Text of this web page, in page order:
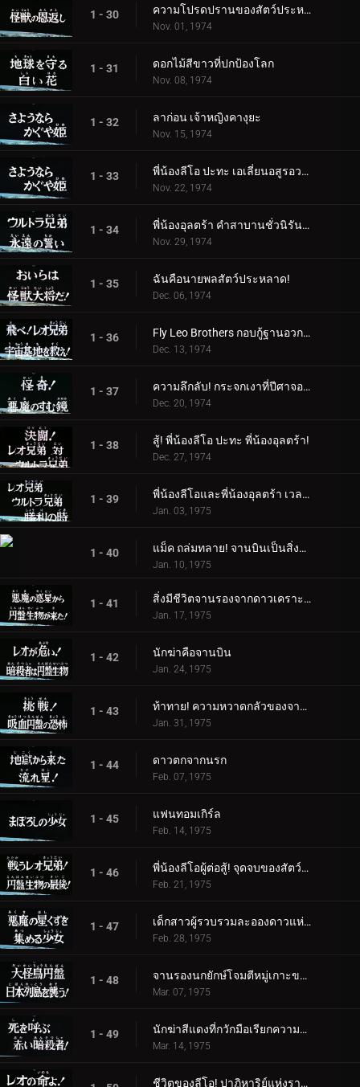
1 - 30 ความโปรดปรานของสัตว์ประหลาด
Nov. 01, 1974
1 - 31 ดอกไม้สีขาวที่ปกป้องโลก
Nov. 08, 1974
1 - 32 ลาก่อน เจ้าหญิงคางุยะ
Nov. 15, 1974
1 - 33 พี่น้องลีโอ ปะทะ เอเลี่ยนอสูรอวกาศ
Nov. 22, 1974
1 - 34 พี่น้องอุลตร้า คำสาบานชั่วนิรันดร์
Nov. 29, 1974
1 - 35 ฉันคือนายพลสัตว์ประหลาด!
Dec. 06, 1974
1 - 36 Fly Leo Brothers กอบกู้ฐานอวกาศ!
Dec. 13, 1974
1 - 37 ความลึกลับ! กระจกเงาที่ปีศาจอาศัยอยู่
Dec. 20, 1974
1 - 38 สู้! พี่น้องลีโอ ปะทะ พี่น้องอุลตร้า!
Dec. 27, 1974
1 - 39 พี่น้องลีโอและพี่น้องอุลตร้า เวลาแห่งชัยชนะ
Jan. 03, 1975
1 - 40 แม็ค ถล่มทลาย! จานบินเป็นสิ่งมีชีวิต
Jan. 10, 1975
1 - 41 สิ่งมีชีวิตจานรองจากดาวเคราะห์ชั่วร้ายอยู่ที่นี่แล้ว!
Jan. 17, 1975
1 - 42 นักฆ่าคือจานบิน
Jan. 24, 1975
1 - 43 ท้าทาย! ความหวาดกลัวของจานดูดเลือด
Jan. 31, 1975
1 - 44 ดาวตกจากนรก
Feb. 07, 1975
1 - 45 แฟนทอมเกิร์ล
Feb. 14, 1975
1 - 46 พี่น้องลีโอผู้ต่อสู้! จุดจบของสัตว์ร้ายจานบิน
Feb. 21, 1975
1 - 47 เด็กสาวผู้รวบรวมละอองดาวแห่งปีศาจ
Feb. 28, 1975
1 - 48 จานรองนกยักษ์โจมตีหมู่เกาะของญี่ปุ่น
Mar. 07, 1975
1 - 49 นักฆ่าสีแดงที่กวักมือเรียกความตาย!
Mar. 14, 1975
ชีวิตของลีโอ! ปาฏิหาริย์แห่งราชา!